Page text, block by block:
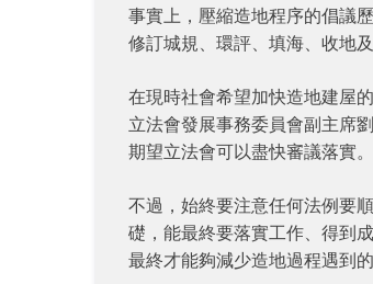
事實上，壓縮造地程序的倡議
修訂城規、環評、填海、收地
在現時社會希望加快造地建屋
立法會發展事務委員會副主席
期望立法會可以盡快審議落實。
不過，始終要注意任何法例要
礎，能最終要落實工作、得到
最終才能夠減少造地過程遇到的